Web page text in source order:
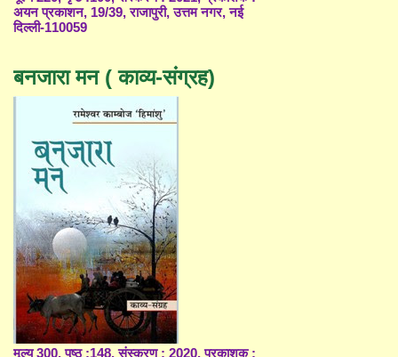
अयन प्रकाशन, 19/39, राजापुरी, उत्तम नगर, नई
दिल्ली-110059
बनजारा मन ( काव्य-संग्रह)
मूल्य 300, पृष्ठ :148, संस्करण : 2020, प्रकाशक :